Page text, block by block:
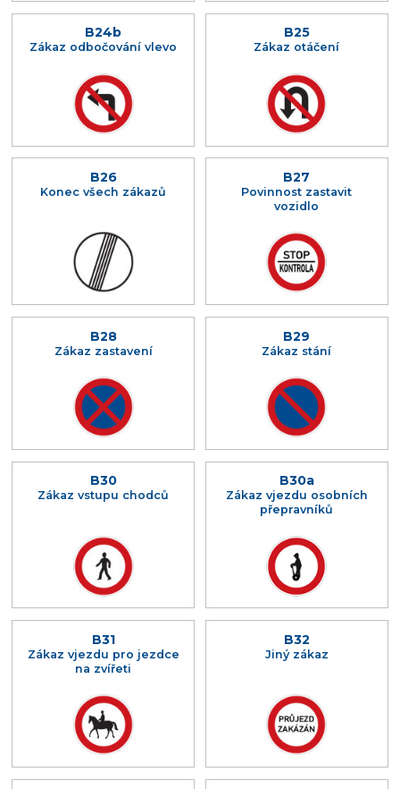
B24b
Zákaz odbočování vlevo
B25
Zákaz otáčení
B26
Konec všech zákazů
B27
Povinnost zastavit
vozidlo
B28
Zákaz zastavení
B29
Zákaz stání
B30
Zákaz vstupu chodců
B30a
Zákaz vjezdu osobních
přepravníků
B31
Zákaz vjezdu pro jezdce
na zvířeti
B32
Jiný zákaz